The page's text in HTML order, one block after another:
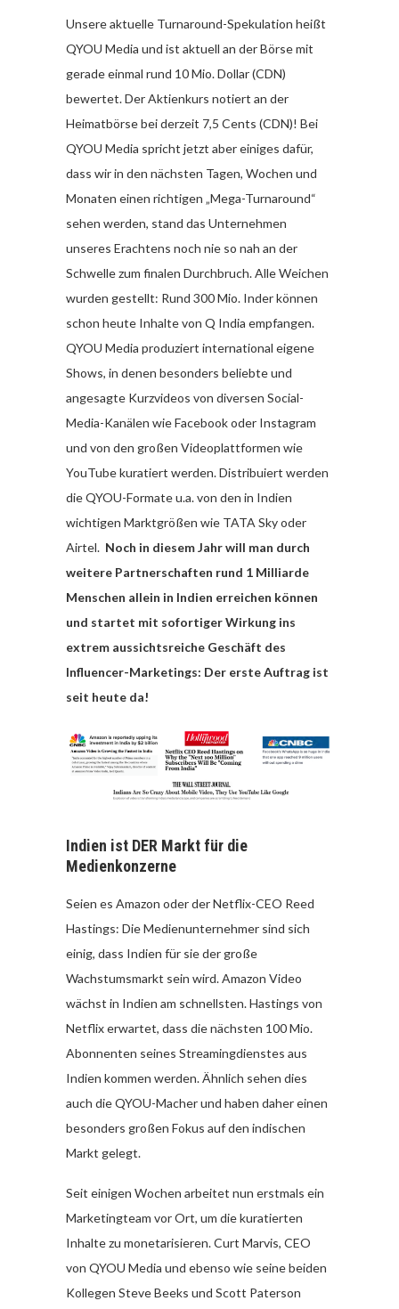
Unsere aktuelle Turnaround-Spekulation heißt
QYOU Media und ist aktuell an der Börse mit
gerade einmal rund 10 Mio. Dollar (CDN)
bewertet. Der Aktienkurs notiert an der
Heimatbörse bei derzeit 7,5 Cents (CDN)! Bei
QYOU Media spricht jetzt aber einiges dafür,
dass wir in den nächsten Tagen, Wochen und
Monaten einen richtigen „Mega-Turnaround“
sehen werden, stand das Unternehmen
unseres Erachtens noch nie so nah an der
Schwelle zum finalen Durchbruch. Alle Weichen
wurden gestellt: Rund 300 Mio. Inder können
schon heute Inhalte von Q India empfangen.
QYOU Media produziert international eigene
Shows, in denen besonders beliebte und
angesagte Kurzvideos von diversen Social-
Media-Kanälen wie Facebook oder Instagram
und von den großen Videoplattformen wie
YouTube kuratiert werden. Distribuiert werden
die QYOU-Formate u.a. von den in Indien
wichtigen Marktgrößen wie TATA Sky oder
Airtel. Noch in diesem Jahr will man durch
weitere Partnerschaften rund 1 Milliarde
Menschen allein in Indien erreichen können
und startet mit sofortiger Wirkung ins
extrem aussichtsreiche Geschäft des
Influencer-Marketings: Der erste Auftrag ist
seit heute da!
Indien ist DER Markt für die
Medienkonzerne
Seien es Amazon oder der Netflix-CEO Reed
Hastings: Die Medienunternehmer sind sich
einig, dass Indien für sie der große
Wachstumsmarkt sein wird. Amazon Video
wächst in Indien am schnellsten. Hastings von
Netflix erwartet, dass die nächsten 100 Mio.
Abonnenten seines Streamingdienstes aus
Indien kommen werden. Ähnlich sehen dies
auch die QYOU-Macher und haben daher einen
besonders großen Fokus auf den indischen
Markt gelegt.
Seit einigen Wochen arbeitet nun erstmals ein
Marketingteam vor Ort, um die kuratierten
Inhalte zu monetarisieren. Curt Marvis, CEO
von QYOU Media und ebenso wie seine beiden
Kollegen Steve Beeks und Scott Paterson